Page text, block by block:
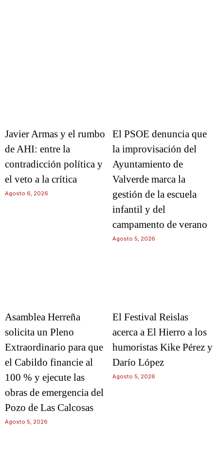
Javier Armas y el rumbo
de AHI: entre la
contradicción política y
el veto a la crítica
Agosto 6, 2026
El PSOE denuncia que
la improvisación del
Ayuntamiento de
Valverde marca la
gestión de la escuela
infantil y del
campamento de verano
Agosto 5, 2026
Asamblea Herreña
solicita un Pleno
Extraordinario para que
el Cabildo financie al
100 % y ejecute las
obras de emergencia del
Pozo de Las Calcosas
Agosto 5, 2026
El Festival Reislas
acerca a El Hierro a los
humoristas Kike Pérez y
Darío López
Agosto 5, 2026